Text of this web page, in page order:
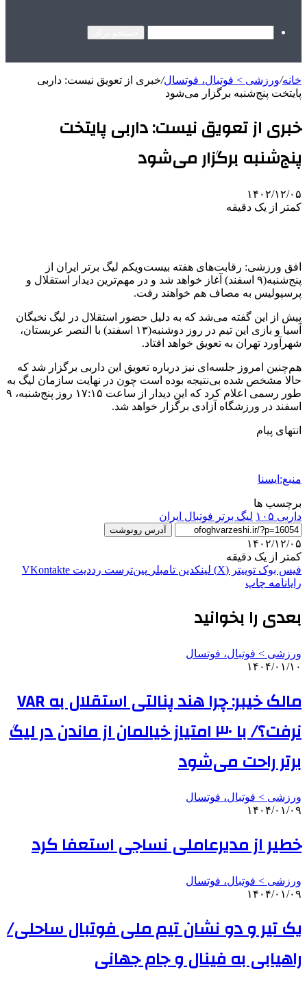
خانه/ورزشی > فوتبال، فوتسال/خبری از تعویق نیست: داربی
پایتخت پنج‌شنبه برگزار می‌شود
خبری از تعویق نیست: داربی پایتخت
پنج‌شنبه برگزار می‌شود
۱۴۰۲/۱۲/۰۵
کمتر از یک دقیقه
افق ورزشی: رقابت‌های هفته بیست‌ویکم لیگ برتر ایران از
پنج‌شنبه(۹ اسفند) آغاز خواهد شد و در مهم‌ترین دیدار استقلال و
پرسپولیس به مصاف هم خواهند رفت.
پیش از این گفته می‌شد که به دلیل حضور استقلال در لیگ نخبگان
آسیا و بازی این تیم در روز دوشنبه(۱۳ اسفند) با النصر عربستان،
شهرآورد تهران به تعویق خواهد افتاد.
هم‌چنین امروز جلسه‌ای نیز درباره تعویق این داربی برگزار شد که
حالا مشخص شده بی‌نتیجه بوده است چون در نهایت سازمان لیگ به
طور رسمی اعلام کرد که این دیدار از ساعت ۱۷:۱۵ روز پنج‌شنبه، ۹
اسفند در ورزشگاه آزادی برگزار خواهد شد.
انتهای پیام
منبع:ایسنا
برچسب ها
داربی ۱۰۵
ليگ برتر فوتبال ایران
آدرس رونوشت
۱۴۰۲/۱۲/۰۵
کمتر از یک دقیقه
فیس بوک توییتر (X) لینکدین ‫تامبلر ‫پین‌ترست ‫رددیت ‫VKontakte
رایانامه چاپ
بعدی را بخوانید
ورزشی > فوتبال، فوتسال
۱۴۰۴/۰۱/۱۰
مالک خیبر: چرا هند پنالتی استقلال به VAR
نرفت؟/ با ۳۰ امتیاز خیالمان از ماندن در لیگ
برتر راحت می‌شود
ورزشی > فوتبال، فوتسال
۱۴۰۴/۰۱/۰۹
خطیر از مدیرعاملی نساجی استعفا کرد
ورزشی > فوتبال، فوتسال
۱۴۰۴/۰۱/۰۹
یک تیر و دو نشان تیم ملی فوتبال ساحلی/
راهیابی به فینال و جام جهانی